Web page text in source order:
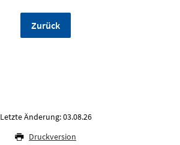
Zurück
Letzte Änderung: 03.08.26
Druckversion